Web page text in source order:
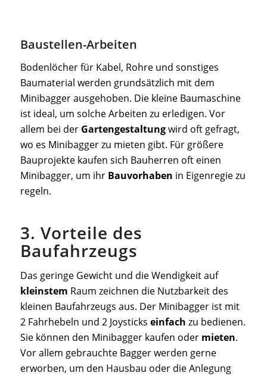
Baustellen-Arbeiten
Bodenlöcher für Kabel, Rohre und sonstiges
Baumaterial werden grundsätzlich mit dem
Minibagger ausgehoben. Die kleine Baumaschine
ist ideal, um solche Arbeiten zu erledigen. Vor
allem bei der Gartengestaltungwird oft gefragt,
wo es Minibagger zu mieten gibt. Für größere
Bauprojekte kaufen sich Bauherren oft einen
Minibagger, um ihr Bauvorhaben in Eigenregie zu
regeln.
3. Vorteile des
Baufahrzeugs
Das geringe Gewicht und die Wendigkeit auf
kleinstem Raum zeichnen die Nutzbarkeit des
kleinen Baufahrzeugs aus. Der Minibagger ist mit
2 Fahrhebeln und 2 Joysticks einfach zu bedienen.
Sie können den Minibagger kaufen oder mieten.
Vor allem gebrauchte Bagger werden gerne
erworben, um den Hausbau oder die Anlegung